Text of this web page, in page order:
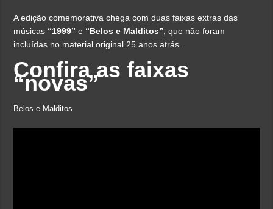
A edição comemorativa chega com duas faixas extras das
músicas “1999” e “Belos e Malditos” , que não foram
incluídas no material original 25 anos atrás.
Confira as faixas
“novas”
Belos e Malditos